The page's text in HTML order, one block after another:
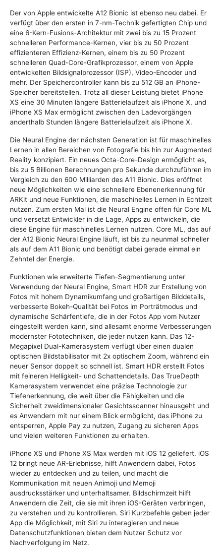
Der von Apple entwickelte A12 Bionic ist ebenso neu dabei. Er
verfügt über den ersten in 7-nm-Technik gefertigten Chip und
eine 6-Kern-Fusions-Architektur mit zwei bis zu 15 Prozent
schnelleren Performance-Kernen, vier bis zu 50 Prozent
effizienteren Effizienz-Kernen, einem bis zu 50 Prozent
schnelleren Quad-Core-Grafikprozessor, einem von Apple
entwickelten Bildsignalprozessor (ISP), Video-Encoder und
mehr. Der Speichercontroller kann bis zu 512 GB an iPhone-
Speicher bereitstellen. Trotz all dieser Leistung bietet iPhone
XS eine 30 Minuten längere Batterielaufzeit als iPhone X, und
iPhone XS Max ermöglicht zwischen den Ladevorgängen
anderthalb Stunden längere Batterielaufzeit als iPhone X.
Die Neural Engine der nächsten Generation ist für maschinelles
Lernen in allen Bereichen von Fotografie bis hin zur Augmented
Reality konzipiert. Ein neues Octa-Core-Design ermöglicht es,
bis zu 5 Billionen Berechnungen pro Sekunde durchzuführen im
Vergleich zu den 600 Milliarden des A11 Bionic. Dies eröffnet
neue Möglichkeiten wie eine schnellere Ebenenerkennung für
ARKit und neue Funktionen, die maschinelles Lernen in Echtzeit
nutzen. Zum ersten Mal ist die Neural Engine offen für Core ML
und versetzt Entwickler in die Lage, Apps zu entwickeln, die
diese Engine für maschinelles Lernen nutzen. Core ML, das auf
der A12 Bionic Neural Engine läuft, ist bis zu neunmal schneller
als auf dem A11 Bionic und benötigt dabei gerade einmal ein
Zehntel der Energie.
Funktionen wie erweiterte Tiefen-Segmentierung unter
Verwendung der Neural Engine, Smart HDR zur Erstellung von
Fotos mit hohem Dynamikumfang und großartigen Bilddetails,
verbesserte Bokeh-Qualität bei Fotos im Porträtmodus und
dynamische Schärfentiefe, die in der Fotos App vom Nutzer
eingestellt werden kann, sind allesamt enorme Verbesserungen
modernster Fototechniken, die jeder nutzen kann. Das 12-
Megapixel Dual-Kamerasystem verfügt über einen dualen
optischen Bildstabilisator mit 2x optischem Zoom, während ein
neuer Sensor doppelt so schnell ist. Smart HDR erstellt Fotos
mit feineren Helligkeit- und Schattendetails. Das TrueDepth
Kamerasystem verwendet eine präzise Technologie zur
Tiefenerkennung, die weit über die Fähigkeiten und die
Sicherheit zweidimensionaler Gesichtsscanner hinausgeht und
es Anwendern mit nur einem Blick ermöglicht, das iPhone zu
entsperren, Apple Pay zu nutzen, Zugang zu sicheren Apps
und vielen weiteren Funktionen zu erhalten.
iPhone XS und iPhone XS Max werden mit iOS 12 geliefert. iOS
12 bringt neue AR-Erlebnisse, hilft Anwendern dabei, Fotos
wieder zu entdecken und zu teilen, und macht die
Kommunikation mit neuen Animoji und Memoji
ausdrucksstärker und unterhaltsamer. Bildschirmzeit hilft
Anwendern die Zeit, die sie mit ihren iOS-Geräten verbringen,
zu verstehen und zu kontrollieren. Siri Kurzbefehle geben jeder
App die Möglichkeit, mit Siri zu interagieren und neue
Datenschutzfunktionen bieten dem Nutzer Schutz vor
Nachverfolgung im Netz.